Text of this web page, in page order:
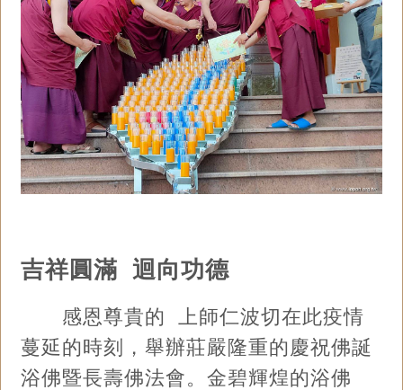
吉祥圓滿 迴向功德
感恩尊貴的 上師仁波切在此疫情
蔓延的時刻，舉辦莊嚴隆重的慶祝佛誕
浴佛暨長壽佛法會。金碧輝煌的浴佛